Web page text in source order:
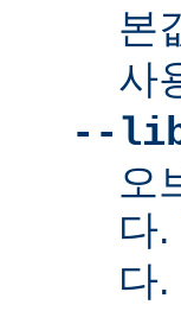
본
사
--
오
다.
다.